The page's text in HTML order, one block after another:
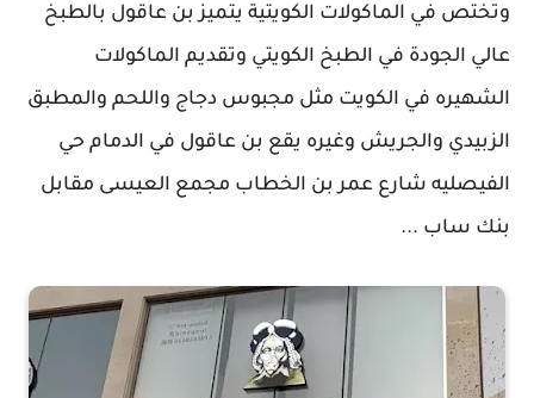
وتختص في الماكولات الكويتية يتميز بن عاقول بالطبخ
عالي الجودة في الطبخ الكويتي وتقديم الماكولات
الشهيره في الكويت مثل مجبوس دجاج واللحم والمطبق
الزبيدي والجريش وغيره يقع بن عاقول في الدمام حي
الفيصليه شارع عمر بن الخطاب مجمع العيسى مقابل
بنك ساب ...